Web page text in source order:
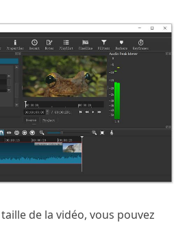
de la vidéo, vous pouvez